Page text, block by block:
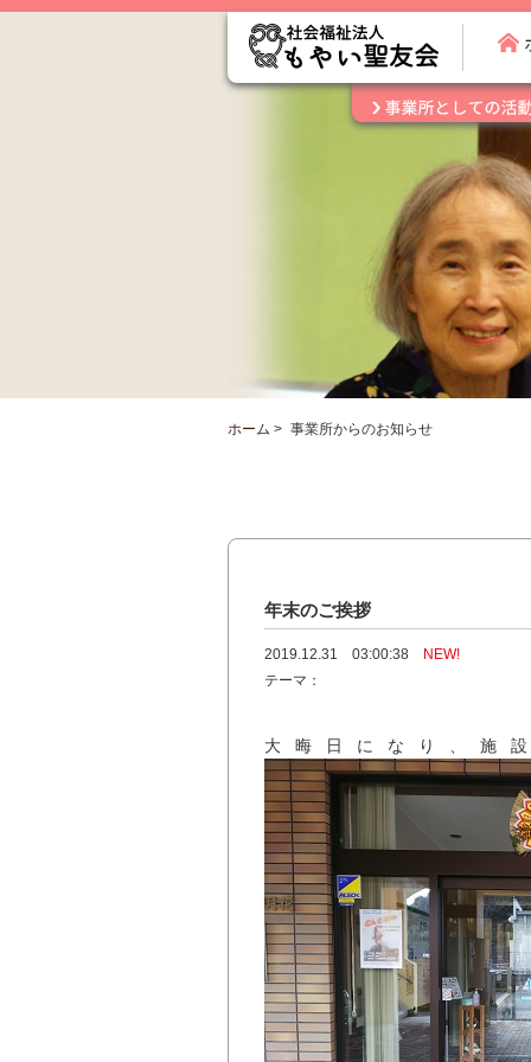
ホーム > 事業所からのお知らせ
年末のご挨拶
2019.12.31 03:00:38
NEW!
テーマ：
大晦日になり、施